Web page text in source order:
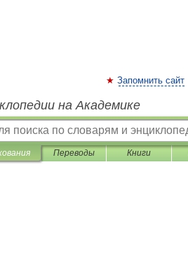
Запомнить сайт
на Академике
Переводы Книги